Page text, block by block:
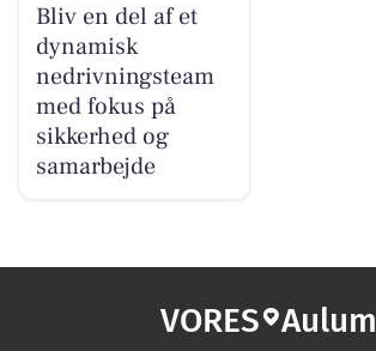
Bliv en del af et
dynamisk
nedrivningsteam
med fokus på
sikkerhed og
samarbejde
VORES Aulum